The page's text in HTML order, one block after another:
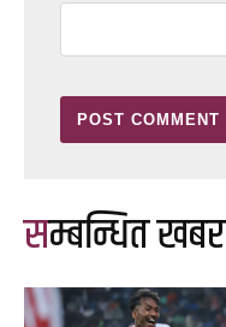
सम्बन्धित खबर